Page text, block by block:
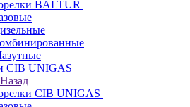
BALTUR
CIB UNIGAS
Назад
CIB UNIGAS